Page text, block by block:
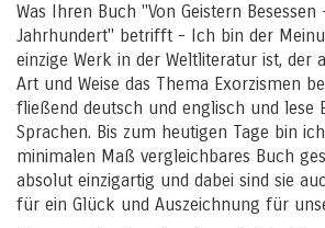
Was Ihren Buch "Von Geistern
Jahrhundert" betrifft - Ich bin der
einzige Werk in der Weltliteratur ist, der
Art und Weise das Thema Exorzismen
fließend deutsch und englisch und lese
Sprachen. Bis zum heutigen Tage bin
minimalen Maß vergleichbares Buch
absolut einzigartig und dabei sind sie
für ein Glück und Auszeichnung für